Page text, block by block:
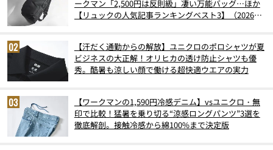
ークマン「2,500円は反則級」凄い万能バッグ…ほか
【リュックの人気記事ランキングベスト3】（2026年
【汗だく通勤からの解放】ユニクロのポロシャツが夏
ビジネスの大正解！オリヒカの透け防止シャツも優
秀。酷暑も涼しい顔で働ける超快適ウエアの実力
【ワークマンの1,590円冷感デニム】vsユニクロ・無
印で比較！猛暑を乗り切る“涼感ロングパンツ”3選を
徹底解剖。接触冷感から綿100%まで決定版